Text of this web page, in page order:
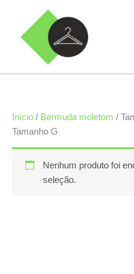
conteúdo
Início / Bermuda moletom /
Tamanho G
Nenhum produto foi
seleção.